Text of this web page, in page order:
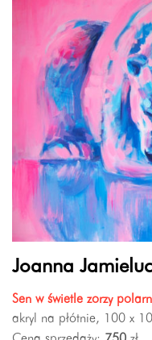
Joanna
Sen w świetle zorzy
akryl na płótnie, 100 x